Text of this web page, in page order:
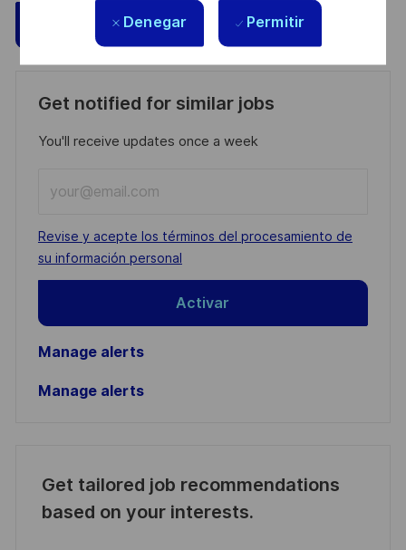
Denegar Permitir
Aplicar ahora Guardar
Get notified for similar jobs
You'll receive updates once a week
Email
address
(Required)
Required
Revise y acepte los términos del procesamiento de
su información personal
Activar
Manage alerts
Manage alerts
Get tailored job recommendations
based on your interests.